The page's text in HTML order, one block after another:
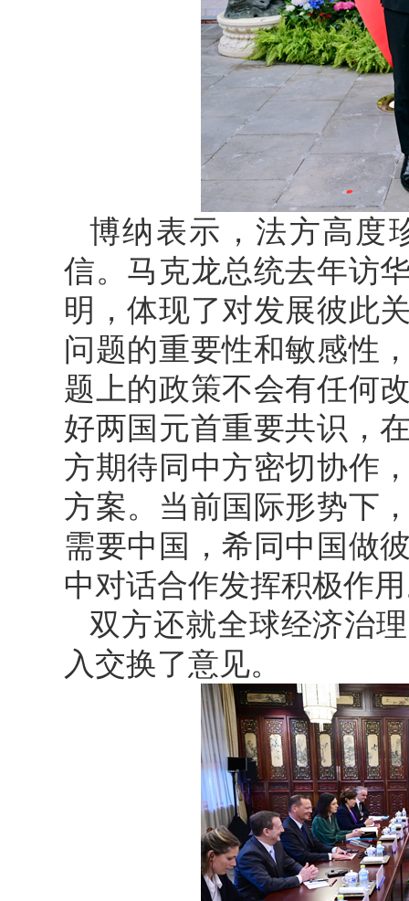
博纳表示，法方高度
信。马克龙总统去年访
明，体现了对发展彼此
问题的重要性和敏感性
题上的政策不会有任何
好两国元首重要共识，
方期待同中方密切协作
方案。当前国际形势下
需要中国，希同中国做
中对话合作发挥积极作
双方还就全球经济治
入交换了意见。